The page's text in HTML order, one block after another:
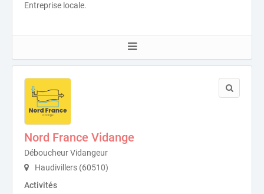
Entreprise locale.
Nord France Vidange
Déboucheur Vidangeur
Haudivillers (60510)
Activités